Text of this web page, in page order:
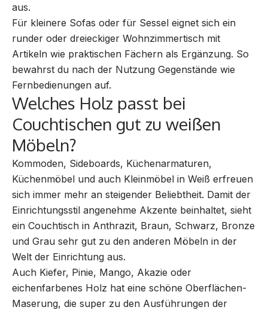
aus.
Für kleinere Sofas oder für Sessel eignet sich ein
runder oder dreieckiger Wohnzimmertisch mit
Artikeln wie praktischen Fächern als Ergänzung. So
bewahrst du nach der Nutzung Gegenstände wie
Fernbedienungen auf.
Welches Holz passt bei
Couchtischen gut zu weißen
Möbeln?
Kommoden, Sideboards, Küchenarmaturen,
Küchenmöbel und auch Kleinmöbel in Weiß erfreuen
sich immer mehr an steigender Beliebtheit. Damit der
Einrichtungsstil angenehme Akzente beinhaltet, sieht
ein Couchtisch in Anthrazit, Braun, Schwarz, Bronze
und Grau sehr gut zu den anderen Möbeln in der
Welt der Einrichtung aus.
Auch Kiefer, Pinie, Mango, Akazie oder
eichenfarbenes Holz hat eine schöne Oberflächen-
Maserung, die super zu den Ausführungen der